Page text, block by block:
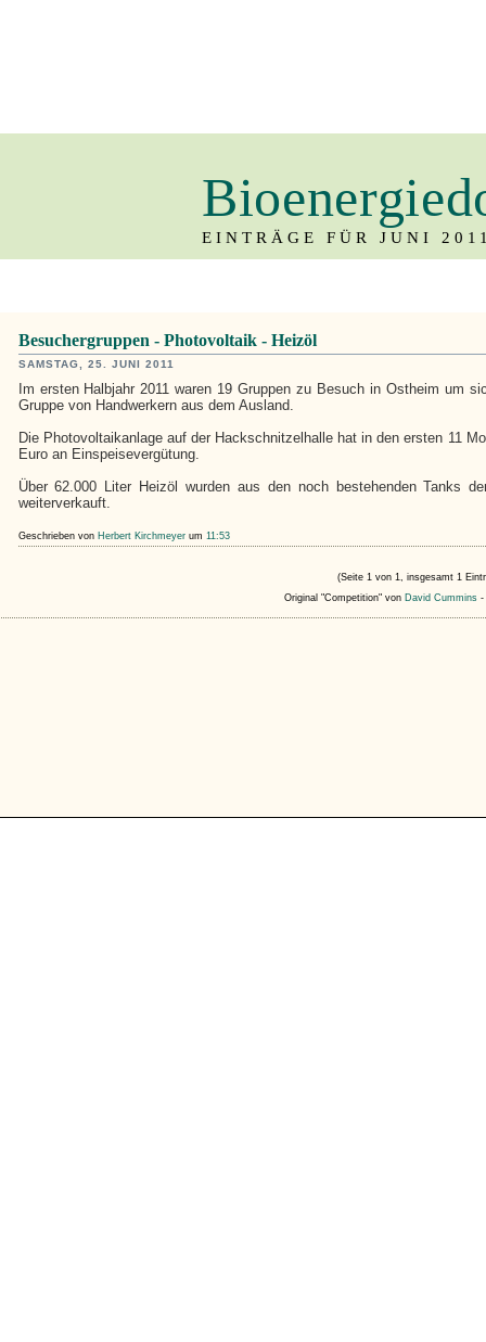
EINTRÄGE FÜR JUNI
Besuchergruppen - Photovoltaik - Heizöl
SAMSTAG, 25. JUNI 2011
Im ersten Halbjahr 2011 waren 19 Gruppen zu Besuch in Ostheim um
Gruppe von Handwerkern aus dem Ausland.
Die Photovoltaikanlage auf der Hackschnitzelhalle hat in den ersten 11
Euro an Einspeisevergütung.
Über 62.000 Liter Heizöl wurden aus den noch bestehenden Tanks
weiterverkauft.
Geschrieben von Herbert Kirchmeyerum 11:53
(Seite 1 von 1, insgesamt 1
Original "Competition" von David Cummins-